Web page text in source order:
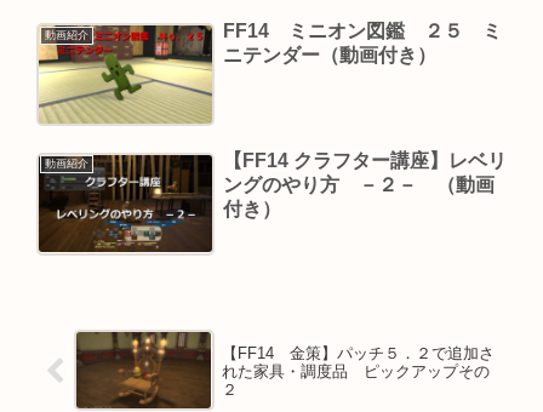
動画紹介
FF14 ミニオン図鑑 ２５ ミ
ニテンダー（動画付き）
動画紹介
【FF14 クラフター講座】レベリ
ングのやり方 －２－ （動画
付き）
【FF14 金策】パッチ５．２で追加さ
れた家具・調度品 ピックアップその
２